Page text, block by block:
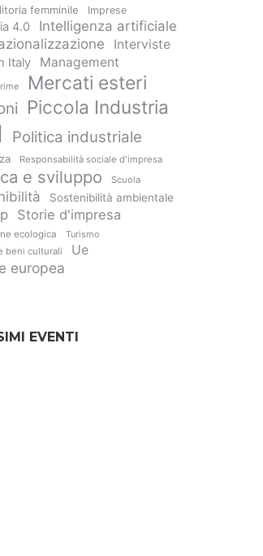
femminile
Imprese
4.0
Intelligenza artificiale
Interviste
Italy Management
Mercati esteri
Piccola Industria
Politica industriale
Responsabilità sociale d'impresa
e sviluppo Scuola
Sostenibilità ambientale
Storie d'impresa
ecologica
Turismo
beni culturali
Ue
europea
EVENTI